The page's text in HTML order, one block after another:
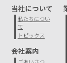
当社について
私たちについ
て
トピックス
会社案内
ごあいさつ